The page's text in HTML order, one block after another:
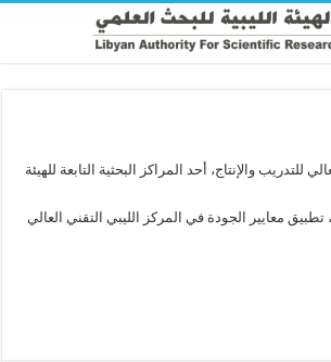
للتدريب والإنتاج، أحد المراكز البحثية التابعة للهيئة
تطبيق معايير الجودة في المركز الليبي التقني العالي